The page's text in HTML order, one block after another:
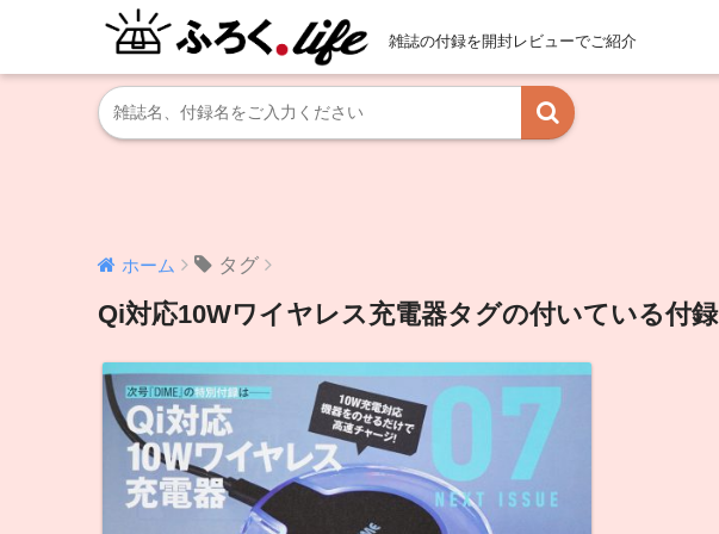
雑誌の付録を開封レビューでご紹介
ホーム タグ
Qi対応10Wワイヤレス充電器タグの付いている付録